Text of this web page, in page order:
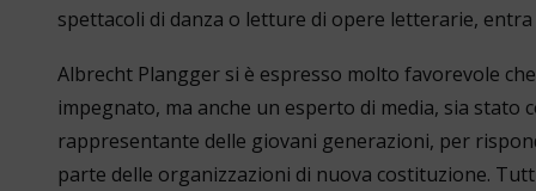
spettacoli di danza o letture di opere letterarie,
Albrecht Plangger si è espresso molto favorevole
impegnato, ma anche un esperto di media, sia stato
rappresentante delle giovani generazioni, per
parte delle organizzazioni di nuova costituzione.